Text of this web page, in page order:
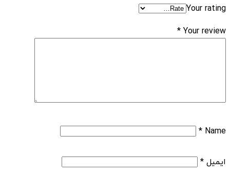
Your rating
Your review
*
Name
*
ایمیل*